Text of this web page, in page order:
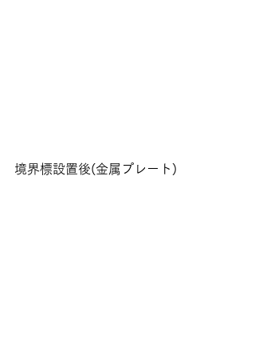
境界標設置後(金属プレート)